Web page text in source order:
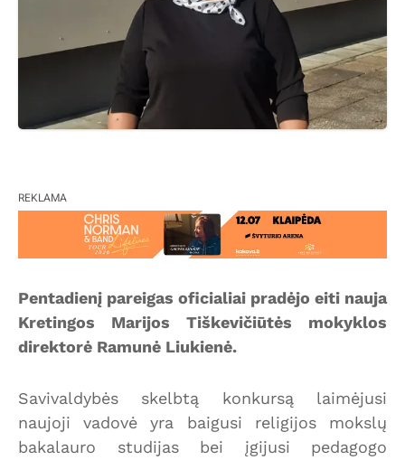
REKLAMA
Pentadienį pareigas oficialiai pradėjo eiti nauja
Kretingos Marijos Tiškevičiūtės mokyklos
direktorė Ramunė Liukienė.
Savivaldybės skelbtą konkursą laimėjusi
naujoji vadovė yra baigusi religijos mokslų
bakalauro studijas bei įgijusi pedagogo